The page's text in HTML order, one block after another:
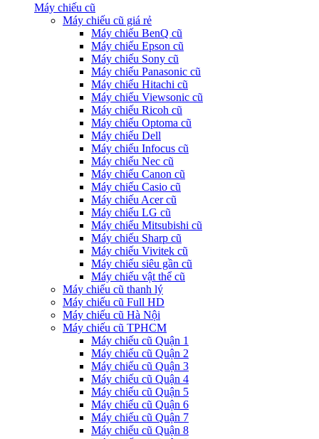
Máy chiếu cũ
Máy chiếu cũ giá rẻ
Máy chiếu BenQ cũ
Máy chiếu Epson cũ
Máy chiếu Sony cũ
Máy chiếu Panasonic cũ
Máy chiếu Hitachi cũ
Máy chiếu Viewsonic cũ
Máy chiếu Ricoh cũ
Máy chiếu Optoma cũ
Máy chiếu Dell
Máy chiếu Infocus cũ
Máy chiếu Nec cũ
Máy chiếu Canon cũ
Máy chiếu Casio cũ
Máy chiếu Acer cũ
Máy chiếu LG cũ
Máy chiếu Mitsubishi cũ
Máy chiếu Sharp cũ
Máy chiếu Vivitek cũ
Máy chiếu siêu gần cũ
Máy chiếu vật thể cũ
Máy chiếu cũ thanh lý
Máy chiếu cũ Full HD
Máy chiếu cũ Hà Nội
Máy chiếu cũ TPHCM
Máy chiếu cũ Quận 1
Máy chiếu cũ Quận 2
Máy chiếu cũ Quận 3
Máy chiếu cũ Quận 4
Máy chiếu cũ Quận 5
Máy chiếu cũ Quận 6
Máy chiếu cũ Quận 7
Máy chiếu cũ Quận 8